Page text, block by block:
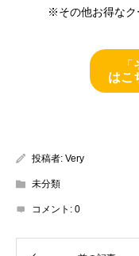
※その他お得なク
「
はこ
投稿者: Very
未分類
コメント: 0